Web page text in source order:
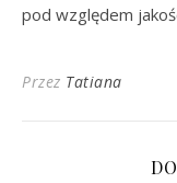
pod względem
Przez Tatiana